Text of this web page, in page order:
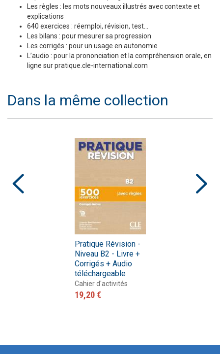
Les règles : les mots nouveaux illustrés avec contexte et
explications
640 exercices : réemploi, révision, test…
Les bilans : pour mesurer sa progression
Les corrigés : pour un usage en autonomie
L’audio : pour la prononciation et la compréhension orale, en
ligne sur pratique.cle-international.com
Dans la même collection
Pratique Révision -
Niveau B2 - Livre +
Corrigés + Audio
téléchargeable
Cahier d'activités
19,20 €